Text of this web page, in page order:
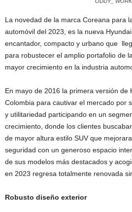
La novedad de la marca Coreana para
automóvil del 2023, es la nueva
encantador, compacto y urbano que
para robustecer el amplio portafolio de
mayor crecimiento en la industria
En mayo de 2016 la primera versión de
Colombia para cautivar el mercado por
y utilitariedad participando en un
crecimiento, donde los clientes
de mayor altura estilo SUV que
seguridad con un generoso espacio
de sus modelos más destacados y
en 2023 regresa totalmente renovada
Robusto diseño exterior